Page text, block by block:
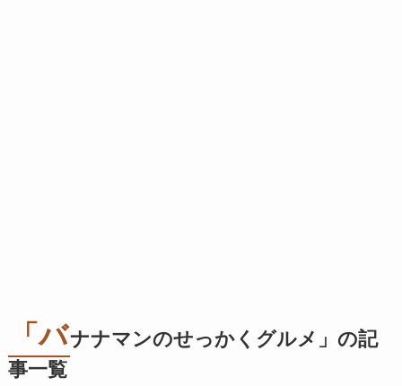
「バナナマンのせっかくグルメ」の記
事一覧